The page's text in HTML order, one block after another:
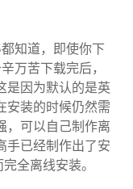
知道，即使你下
万苦下载完后，
是因为默认的是英
安装的时候仍然需
，可以自己制作离
手已经制作出了安
全离线安装。